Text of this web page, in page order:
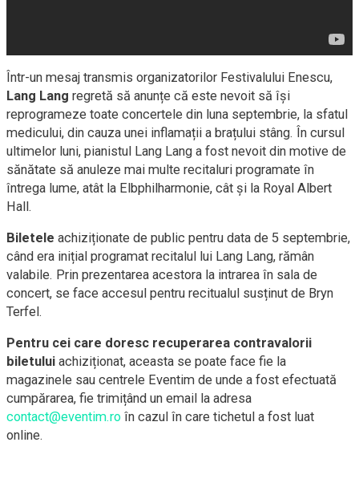
Într-un mesaj transmis organizatorilor Festivalului Enescu,
Lang Lang regretă să anunțe că este nevoit să își
reprogrameze toate concertele din luna septembrie, la sfatul
medicului, din cauza unei inflamații a brațului stâng. În cursul
ultimelor luni, pianistul Lang Lang a fost nevoit din motive de
sănătate să anuleze mai multe recitaluri programate în
întrega lume, atât la Elbphilharmonie, cât și la Royal Albert
Hall.
Biletele achiziționate de public pentru data de 5 septembrie,
când era inițial programat recitalul lui Lang Lang, rămân
valabile. Prin prezentarea acestora la intrarea în sala de
concert, se face accesul pentru recitualul susținut de Bryn
Terfel.
Pentru cei care doresc recuperarea contravalorii
biletului achiziționat, aceasta se poate face fie la
magazinele sau centrele Eventim de unde a fost efectuată
cumpărarea, fie trimițând un email la adresa
contact@eventim.ro în cazul în care tichetul a fost luat
online.